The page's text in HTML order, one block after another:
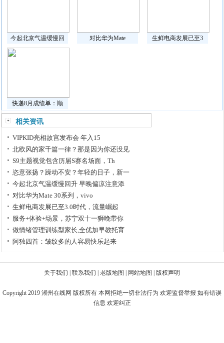
今起北京气温缓慢回 对比华为Mate 生鲜电商发展已至3
快递8月成绩单：顺
相关资讯
VIPKID亮相故宫发布会 年入15
北欧风的家千篇一律？那是因为你还没见
S9主题视觉包含历届S赛名场面，Th
恣意张扬？躁动不安？年轻的日子，新一
今起北京气温缓慢回升 早晚偏凉注意添
对比华为Mate 30系列，vivo
生鲜电商发展已至3.0时代，流量崛起
服务+体验+场景，苏宁双十一狮晚带你
做情绪管理训练型家长,全优加早教托育
阿独四首：皱纹多的人容易快乐起来
关于我们 联系我们 老版地图 网站地图 版权声明
Copyright 2019 湖州在线网 版权所有 本网拒绝一切非法行为 欢迎监督举报 如有错误
信息 欢迎纠正